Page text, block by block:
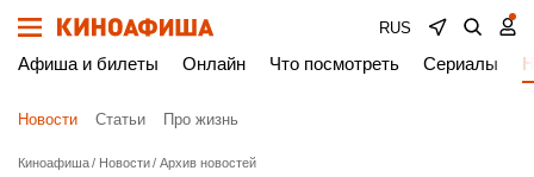
RUS
Афиша и билеты Онлайн Что посмотреть Сериалы
Новости Статьи Про жизнь
Киноафиша Новости Архив новостей